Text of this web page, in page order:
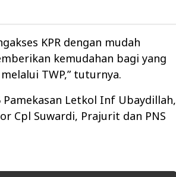
KPR dengan mudah
kemudahan bagi yang
TWP,” tuturnya.
Letkol Inf Ubaydillah,
Cpl Suwardi, Prajurit dan PNS